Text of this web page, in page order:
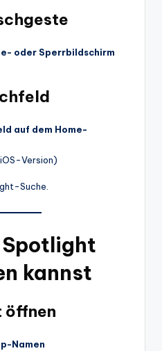
oder Sperrbildschirm
auf dem Home-
Version)
Suche.
Spotlight
kannst
öffnen
Namen